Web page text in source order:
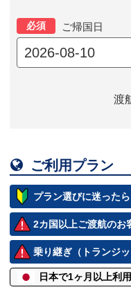
必須 ご帰国日
渡
 ご利用プラン
プラン選びに迷ったら
2カ国以上ご渡航のお
乗り継ぎ（トランジ
日本で1ヶ月以上利